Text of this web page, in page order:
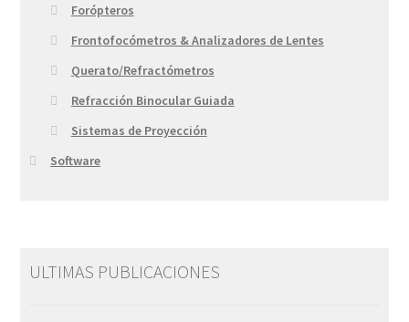
Forópteros
Frontofocómetros & Analizadores de Lentes
Querato/Refractómetros
Refracción Binocular Guiada
Sistemas de Proyección
Software
ULTIMAS PUBLICACIONES